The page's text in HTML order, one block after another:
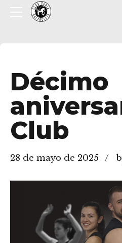
Décimo
Club
28 de mayo de 2025